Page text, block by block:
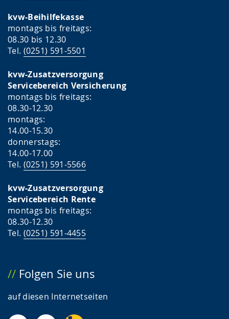
kvw-Beihilfekasse
montags bis freitags:
08.30 bis 12.30
Tel. (0251) 591-5501
kvw-Zusatzversorgung
Servicebereich Versicherung
montags bis freitags:
08.30-12.30
montags:
14.00-15.30
donnerstags:
14.00-17.00
Tel. (0251) 591-5566
kvw-Zusatzversorgung
Servicebereich Rente
montags bis freitags:
08.30-12.30
Tel. (0251) 591-4455
Folgen Sie uns
auf diesen Internetseiten